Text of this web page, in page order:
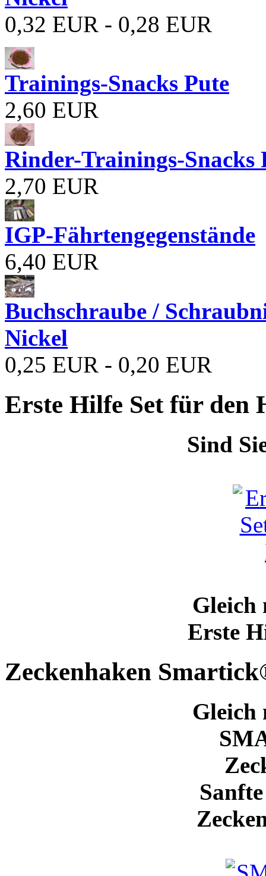
0,32 EUR - 0,28 EUR
Trainings-Snacks Pute
2,60 EUR
Rinder-Trainings-Snacks
2,70 EUR
IGP-Fährtengegenstände
6,40 EUR
Buchschraube /
Nickel
0,25 EUR - 0,20 EUR
Erste Hilfe Set für den
Sind
Gleich
Erste
Zeckenhaken
Gleich